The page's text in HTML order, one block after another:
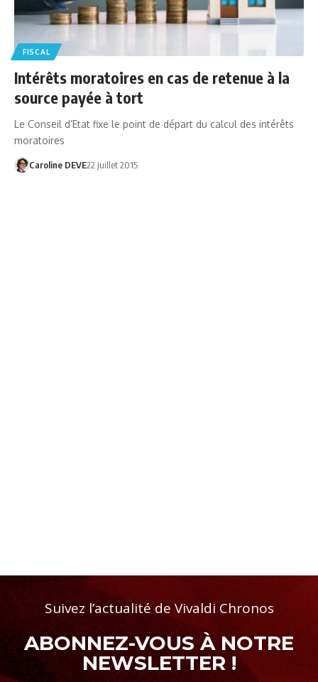
FISCAL
Intérêts moratoires en cas de retenue à la
source payée à tort
Le Conseil d’Etat fixe le point de départ du calcul des intérêts
moratoires
Caroline DEVE22 juillet 2015
Suivez l’actualité de Vivaldi Chronos
ABONNEZ-VOUS À NOTRE
NEWSLETTER !